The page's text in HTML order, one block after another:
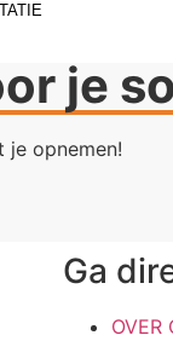
je
je opnemen!
Ga
OVER